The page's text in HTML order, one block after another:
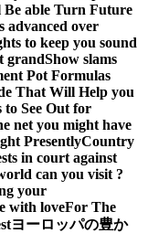
Be able Turn Future
advanced over
to keep you sound
grandShow slams
Pot Formulas
That Will Help you
See Out for
net you might have
PresentlyCountry
in court against
can you visit ?
your
with loveFor The
ヨーロッパの豊か